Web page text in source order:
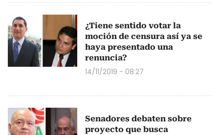
¿Tiene sentido votar la
moción de censura así ya se
haya presentado una
renuncia?
14/11/2019 - 08:27
Senadores debaten sobre
proyecto que busca